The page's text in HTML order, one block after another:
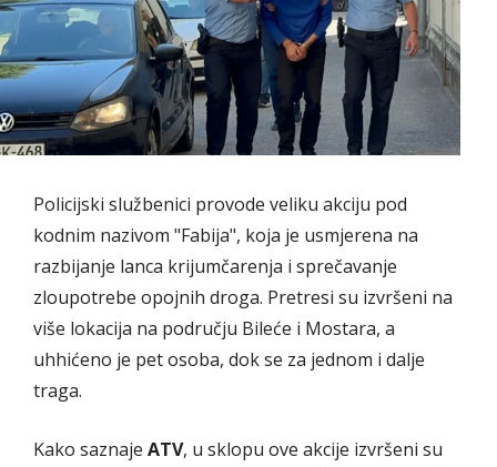
Policijski službenici provode veliku akciju pod
kodnim nazivom "Fabija", koja je usmjerena na
razbijanje lanca krijumčarenja i sprečavanje
zloupotrebe opojnih droga. Pretresi su izvršeni na
više lokacija na području Bileće i Mostara, a
uhhićeno je pet osoba, dok se za jednom i dalje
traga.
Kako saznaje ATV, u sklopu ove akcije izvršeni su